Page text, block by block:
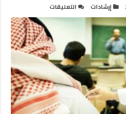
إرشادات التعليقات
هندسة
التكوين
و
دورها
في
تحسين
الأداء
الوظيفي
مغلقة